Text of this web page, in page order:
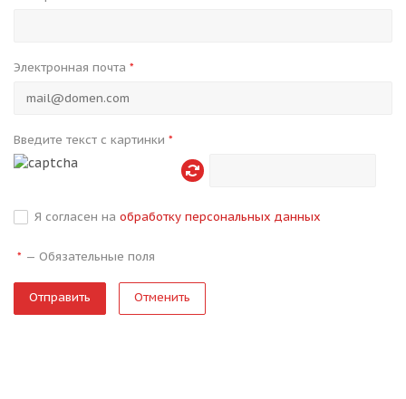
Электронная почта *
Введите текст с картинки *
Я согласен на обработку персональных данных
* — Обязательные поля
Отменить